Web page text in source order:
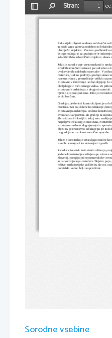
Preklopi
stransko
Stran:
od
Industrijski objekti se danes na klasični
in poslovanja zahteva sodobno in
obstoječih objektov. Vse to v
Iz tega razloga se za gradnjo ne le
skladiščnih in zabaviščnih objektov,
Jeklo je zaradi svoje vsestranskosti in
izrednih tehničnih lastnosti pa tudi eden
uveljavljenih sodobnih materialov. V
materiala, tudi na področju gradnje
natezna trdnost, premoščanje velikih
enostavno vzdrževanje, se dopolnjujejo še
okoljskega in varnostnega vidika. Za
enostavno kombinirajo z drugimi
njimi pa je protipotresna. Jeklo je
ekološko čista.
Gradnja z jeklenimi konstrukcijami je zelo
montaža. Ker so jeklene konstrukcije
enostavnejša in hitrejša. Jeklene
dvoranah, kar pomeni, da gradnja ni
jih na izbrani lokaciji in takoj nato
Napeljava inštalacij je enostavna.
enostavna možnost dograjevanja in
objektov je enostavno, odlikuje pa jih tudi
razgradnja ter možnost vnovične uporabe.
Jeklene konstrukcije sestavljajo nosilne
izvedbi zunanjosti ter notranjosti zgradb.
Zaradi racionalnih in izvirnih rešitev je
jeklene konstrukcije razširjena po celem
Sloveniji porajajo pri nepoznavalcih v
in na korozijo tega materiala. Dejstvo pa
rešitve antikorozijske zaščite in, da so z
pomisleki vedno bolj neupravičeni.
Sorodne vsebine